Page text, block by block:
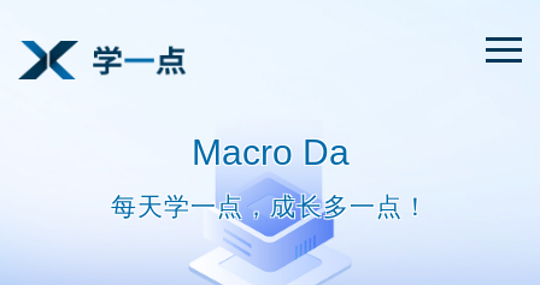
Macro Da
每天学一点，成长多一点！